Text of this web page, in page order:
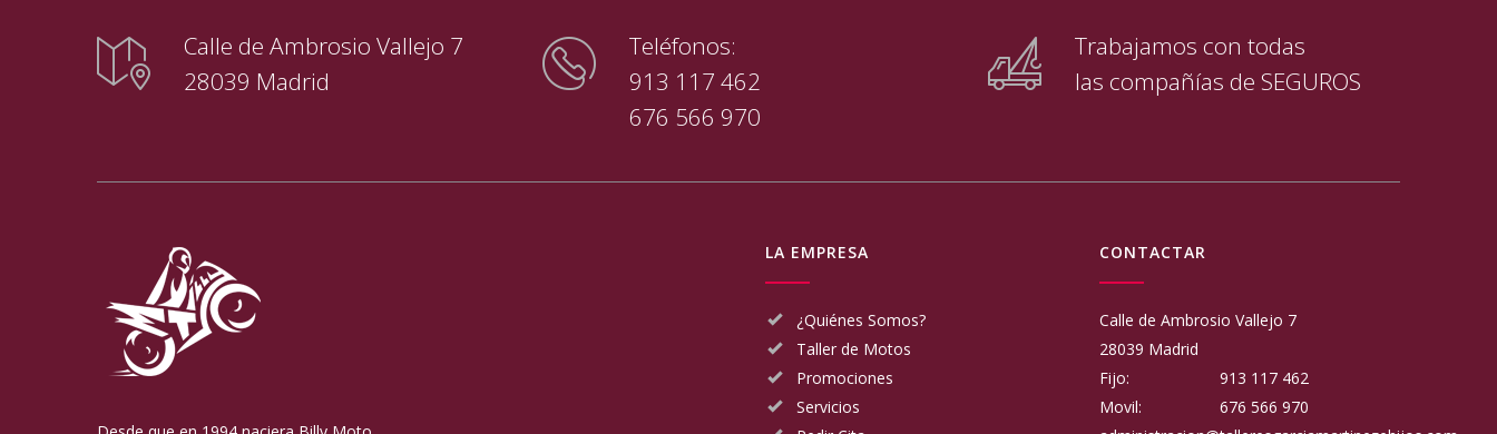
Calle de Ambrosio Vallejo 7
28039 Madrid
Teléfonos:
913 117 462
676 566 970
Trabajamos con todas
las compañías de SEGUROS
LA EMPRESA
¿Quiénes Somos?
Taller de Motos
Promociones
Servicios
CONTACTAR
Calle de Ambrosio Vallejo 7
28039 Madrid
Fijo:
913 117 462
Movil:
676 566 970